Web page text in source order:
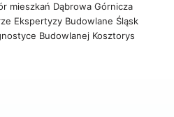
mieszkań Dąbrowa Górnicza
Ekspertyzy Budowlane Śląsk
Budowlanej Kosztorys